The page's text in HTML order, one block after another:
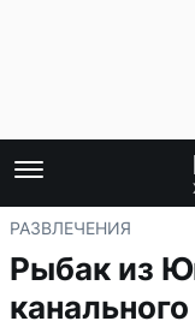
РАЗВЛЕЧЕНИЯ
Рыбак из